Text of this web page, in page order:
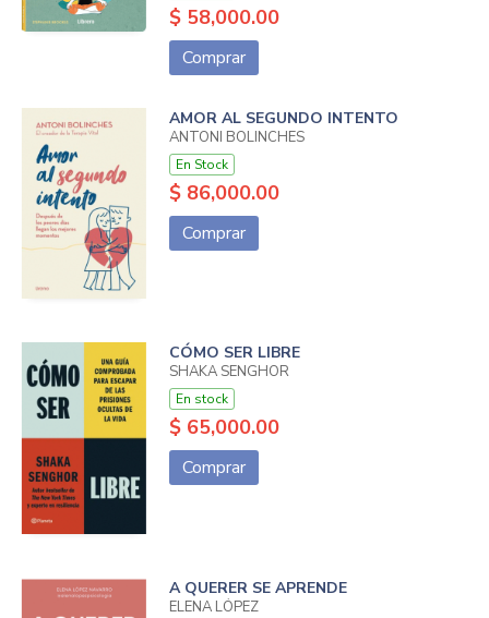
$ 58,000.00
Comprar
AMOR AL SEGUNDO INTENTO
ANTONI BOLINCHES
En Stock
$ 86,000.00
Comprar
CÓMO SER LIBRE
SHAKA SENGHOR
En stock
$ 65,000.00
Comprar
A QUERER SE APRENDE
ELENA LÓPEZ